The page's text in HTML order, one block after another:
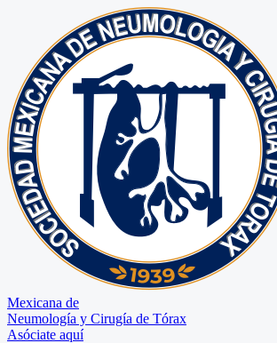
Mexicana de
Neumología y Cirugía de Tórax
Asóciate aquí